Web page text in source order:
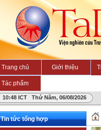
Trang chủ Giới thiệu
Tác phẩm
10:48 ICT Thứ Năm, 06/08/2026
Tin tức tổng hợp